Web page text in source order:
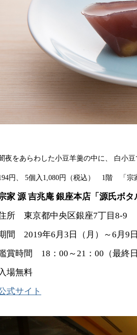
夜をあらわした小豆羊羹の中に、 白小
円、 5個入1,080円（税込） 1階 「宗
家 源 吉兆庵 銀座本店「源氏ボタ
所 東京都中央区銀座7丁目8-9
間 2019年6月3日（月）～6月9日
賞時間 18：00～21：00（最終日
場無料
式サイト